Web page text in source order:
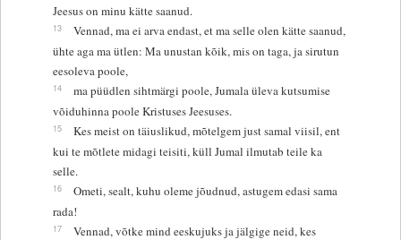
Jeesus on minu kätte saanud.
13
Vennad, ma ei arva endast, et ma selle olen kätte saanud,
ühte aga ma ütlen: Ma unustan kõik, mis on taga, ja sirutun
eesoleva poole,
14
ma püüdlen sihtmärgi poole, Jumala üleva kutsumise
võiduhinna poole Kristuses Jeesuses.
15
Kes meist on täiuslikud, mõtelgem just samal viisil, ent
kui te mõtlete midagi teisiti, küll Jumal ilmutab teile ka
selle.
16
Ometi, sealt, kuhu oleme jõudnud, astugem edasi sama
rada!
17
Vennad, võtke mind eeskujuks ja jälgige neid, kes